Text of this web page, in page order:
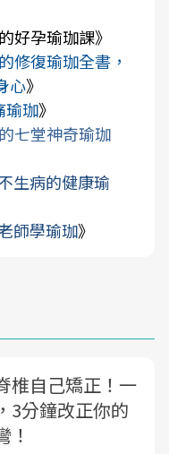
好孕瑜珈課》
修復瑜珈全書，
心》
瑜珈》
七堂神奇瑜珈
生病的健康瑜
師學瑜珈》
椎自己矯正！一
3分鐘改正你的
！